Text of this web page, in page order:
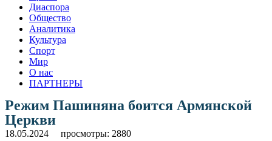
Диаспора
Общество
Аналитика
Культура
Спорт
Мир
О нас
ПАРТНЕРЫ
Режим Пашиняна боится Армянской
Церкви
18.05.2024 просмотры: 2880